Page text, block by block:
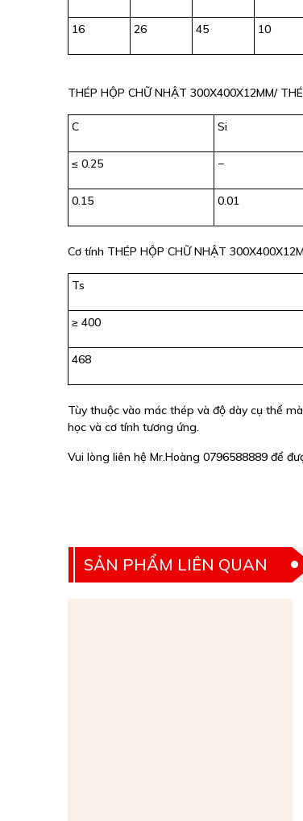
16 26 45 10
THÉP HỘP CHỮ NHẬT 300X400X12MM/
C Si
≤ 0.25 −
0.15 0.01
Cơ tính THÉP HỘP CHỮ NHẬT
Ts
≥ 400
468
Tùy thuộc vào mác thép và độ dày cụ thể
học và cơ tính tương ứng.
Vui lòng liên hệ Mr.Hoàng 0796588889 để
SẢN PHẨM LIÊN QUAN